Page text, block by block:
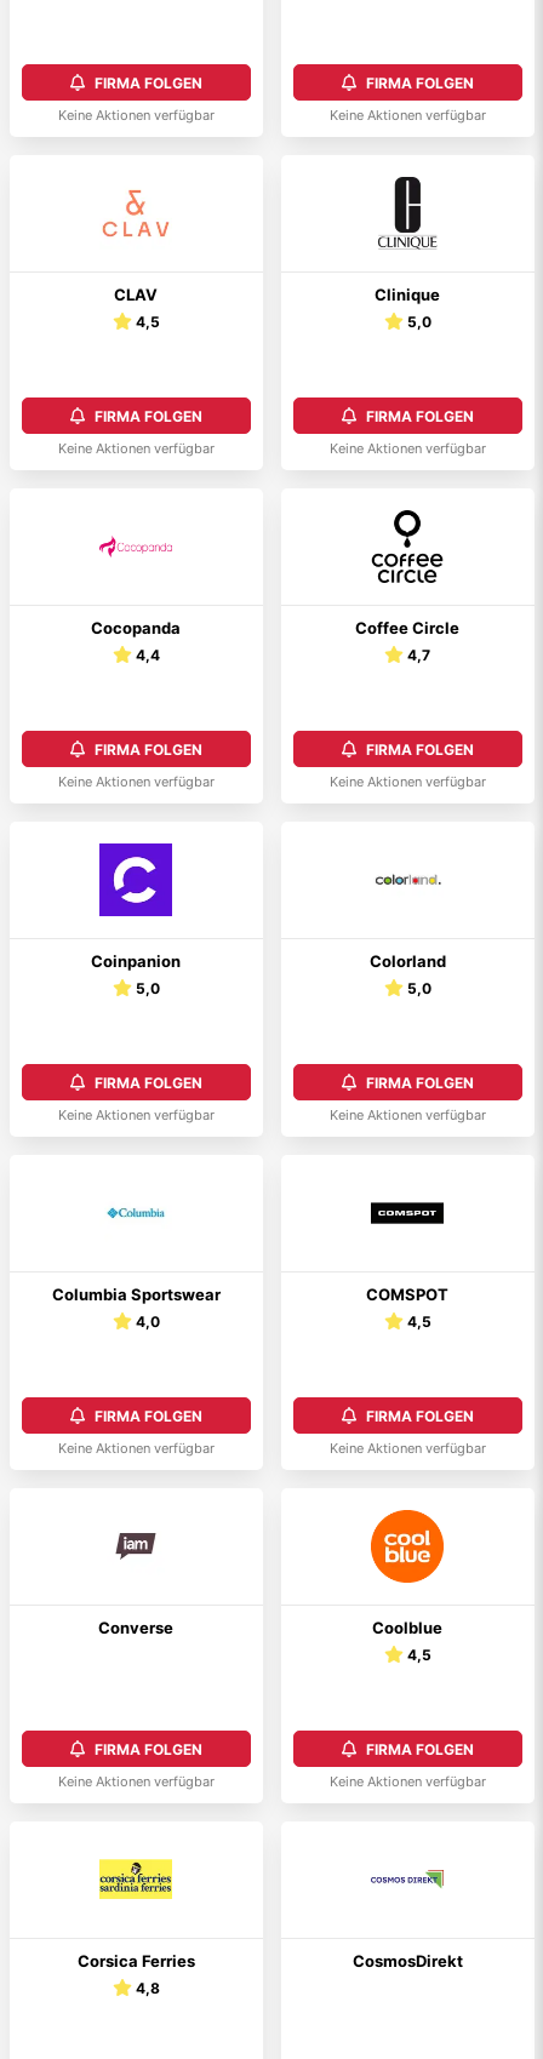
FIRMA FOLGEN
Keine Aktionen verfügbar
FIRMA FOLGEN
Keine Aktionen verfügbar
CLAV
4,5
FIRMA FOLGEN
Keine Aktionen verfügbar
Clinique
5,0
FIRMA FOLGEN
Keine Aktionen verfügbar
Cocopanda
4,4
FIRMA FOLGEN
Keine Aktionen verfügbar
Coffee Circle
4,7
FIRMA FOLGEN
Keine Aktionen verfügbar
Coinpanion
5,0
FIRMA FOLGEN
Keine Aktionen verfügbar
Colorland
5,0
FIRMA FOLGEN
Keine Aktionen verfügbar
Columbia Sportswear
4,0
FIRMA FOLGEN
Keine Aktionen verfügbar
COMSPOT
4,5
FIRMA FOLGEN
Keine Aktionen verfügbar
Converse
FIRMA FOLGEN
Keine Aktionen verfügbar
Coolblue
4,5
FIRMA FOLGEN
Keine Aktionen verfügbar
Corsica Ferries
4,8
CosmosDirekt